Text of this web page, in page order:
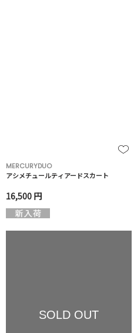
MERCURYDUO
アシメチュールティアードスカート
16,500 円
SOLD OUT